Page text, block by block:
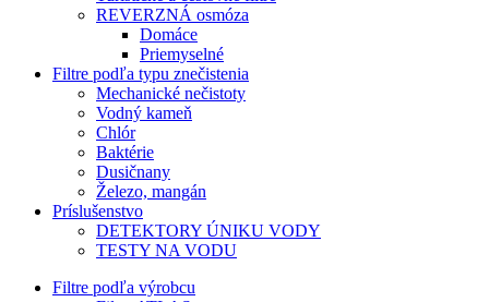
REVERZNÁ osmóza
Domáce
Priemyselné
Filtre podľa typu znečistenia
Mechanické nečistoty
Vodný kameň
Chlór
Baktérie
Dusičnany
Železo, mangán
Príslušenstvo
DETEKTORY ÚNIKU VODY
TESTY NA VODU
Filtre podľa výrobcu